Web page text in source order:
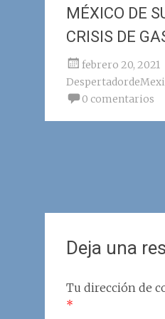
MÉXICO DE
CRISIS DE
febrero 20, 2021
0 comentarios
Deja una
Tu dirección de
*